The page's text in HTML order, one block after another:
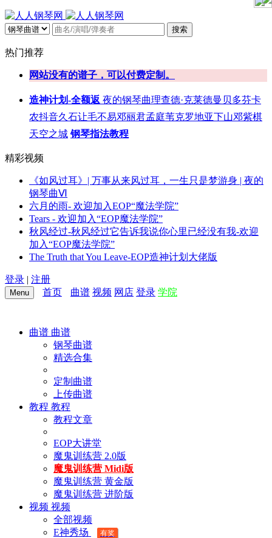
搜索
热门推荐
网站没有的谱子，可以付费定制。
造神计划-全额返 夜的钢琴曲理查德·克莱德曼 贝多芬卡
农抖音久石让毛不易邓丽君孟庭苇克罗地亚下山邓紫棋
天空之城 钢琴指法教程
精彩视频
《如风过耳》| 万事从来风过耳，一生只是梦游身 | 夜的
钢琴曲Ⅵ
六月的雨- 欢迎加入EOP“魔法学院”
Tears - 欢迎加入“EOP魔法学院”
秋风经过-秋风经过它告诉我说你心里已经没有我-欢迎
加入“EOP魔法学院”
The Truth that You Leave-EOP造神计划大佬版
登录 | 注册
Menu 首页 曲谱 视频 网店 登录 学院
曲谱 曲谱
钢琴曲谱
精选合集
定制曲谱
上传曲谱
教程 教程
教程文章
EOP大讲堂
魔鬼训练营 2.0版
魔鬼训练营 Midi版
魔鬼训练营 黄金版
魔鬼训练营 进阶版
视频 视频
全部视频
E神秀场
有奖